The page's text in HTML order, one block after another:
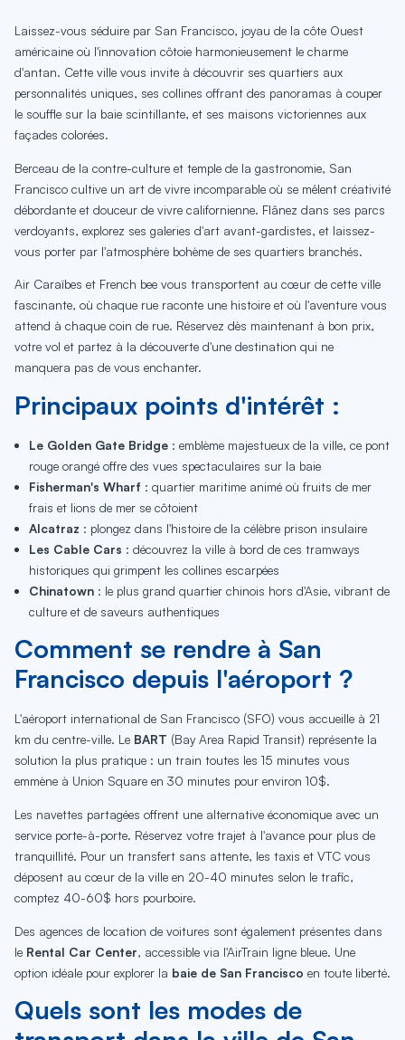
Laissez-vous séduire par San Francisco, joyau de la côte Ouest
américaine où l'innovation côtoie harmonieusement le charme
d'antan. Cette ville vous invite à découvrir ses quartiers aux
personnalités uniques, ses collines offrant des panoramas à couper
le souffle sur la baie scintillante, et ses maisons victoriennes aux
façades colorées.
Berceau de la contre-culture et temple de la gastronomie, San
Francisco cultive un art de vivre incomparable où se mêlent créativité
débordante et douceur de vivre californienne. Flânez dans ses parcs
verdoyants, explorez ses galeries d'art avant-gardistes, et laissez-
vous porter par l'atmosphère bohème de ses quartiers branchés.
Air Caraïbes et French bee vous transportent au cœur de cette ville
fascinante, où chaque rue raconte une histoire et où l'aventure vous
attend à chaque coin de rue. Réservez dès maintenant à bon prix,
votre vol et partez à la découverte d'une destination qui ne
manquera pas de vous enchanter.
Principaux points d'intérêt :
Le Golden Gate Bridge : emblème majestueux de la ville, ce pont
rouge orangé offre des vues spectaculaires sur la baie
Fisherman's Wharf : quartier maritime animé où fruits de mer
frais et lions de mer se côtoient
Alcatraz : plongez dans l'histoire de la célèbre prison insulaire
Les Cable Cars : découvrez la ville à bord de ces tramways
historiques qui grimpent les collines escarpées
Chinatown : le plus grand quartier chinois hors d'Asie, vibrant de
culture et de saveurs authentiques
Comment se rendre à San
Francisco depuis l'aéroport ?
L'aéroport international de San Francisco (SFO) vous accueille à 21
km du centre-ville. Le BART (Bay Area Rapid Transit) représente la
solution la plus pratique : un train toutes les 15 minutes vous
emmène à Union Square en 30 minutes pour environ 10$.
Les navettes partagées offrent une alternative économique avec un
service porte-à-porte. Réservez votre trajet à l'avance pour plus de
tranquillité. Pour un transfert sans attente, les taxis et VTC vous
déposent au cœur de la ville en 20-40 minutes selon le trafic,
comptez 40-60$ hors pourboire.
Des agences de location de voitures sont également présentes dans
le Rental Car Center, accessible via l'AirTrain ligne bleue. Une
option idéale pour explorer la baie de San Francisco en toute liberté.
Quels sont les modes de